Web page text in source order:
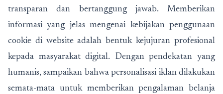
transparan dan bertanggung jawab. Memberikan
informasi yang jelas mengenai kebijakan penggunaan
cookie di website adalah bentuk kejujuran profesional
kepada masyarakat digital. Dengan pendekatan yang
humanis, sampaikan bahwa personalisasi iklan dilakukan
semata-mata untuk memberikan pengalaman belanja